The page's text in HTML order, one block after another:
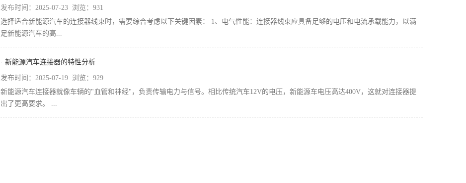
发布时间：2025-07-23 浏览：931
选择适合新能源汽车的连接器线束时，需要综合考虑以下关键因素： 1、电气性能‌：连接器线束应具备足够的电压和电流承载能力，以满
足新能源汽车的高...
· 新能源汽车连接器的特性分析
发布时间：2025-07-19 浏览：929
新能源汽车连接器就像车辆的"血管和神经"，负责传输电力与信号。相比传统汽车12V的电压，新能源车电压高达400V，这就对连接器提
出了更高要求。 ...